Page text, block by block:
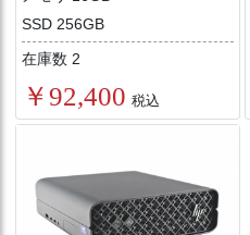
SSD 256GB
在庫数 2
￥92,400 税込